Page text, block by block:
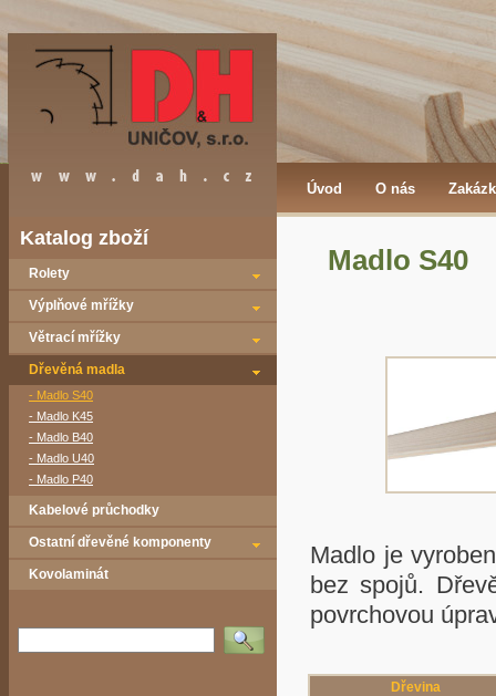
Úvod O nás
Katalog zboží
Rolety
Výplňové mřížky
Větrací mřížky
Dřevěná madla
- Madlo S40
- Madlo K45
- Madlo B40
- Madlo U40
- Madlo P40
Kabelové průchodky
Ostatní dřevěné komponenty
Kovolaminát
Vyhledat
Madlo S40
Madlo je
bez spojů.
povrchovou
Dřevina